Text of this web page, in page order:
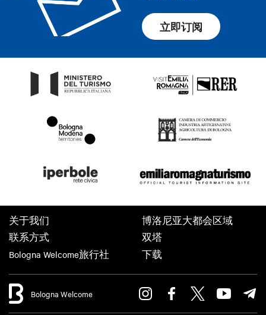
立即订阅
关于我们
联系方式
Bologna Welcome旅行社
博洛尼亚大都会区域
双塔
下载
Bologna Welcome